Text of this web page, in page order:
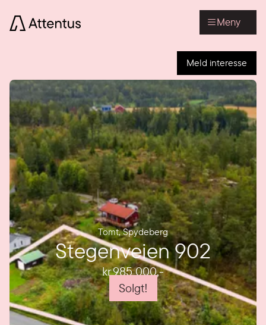
Meny
Meld interesse
Tomt,Spydeberg
Stegenveien 902
kr 985 000,-
Solgt!